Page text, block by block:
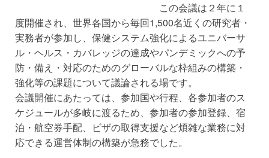
この会議は２年に１
度開催され、世界各国から毎回1,500名近くの研究者・
実務者が参加し、保健システム強化によるユニバーサ
ル・ヘルス・カバレッジの達成やパンデミックへの予
防・備え・対応のためのグローバルな枠組みの構築・
強化等の課題について議論される場です。
会議開催にあたっては、参加国や行程、各参加者のス
ケジュールが多岐に渡るため、参加者の参加登録、宿
泊・航空券手配、ビザの取得支援など煩雑な業務に対
応できる運営体制の構築が急務でした。